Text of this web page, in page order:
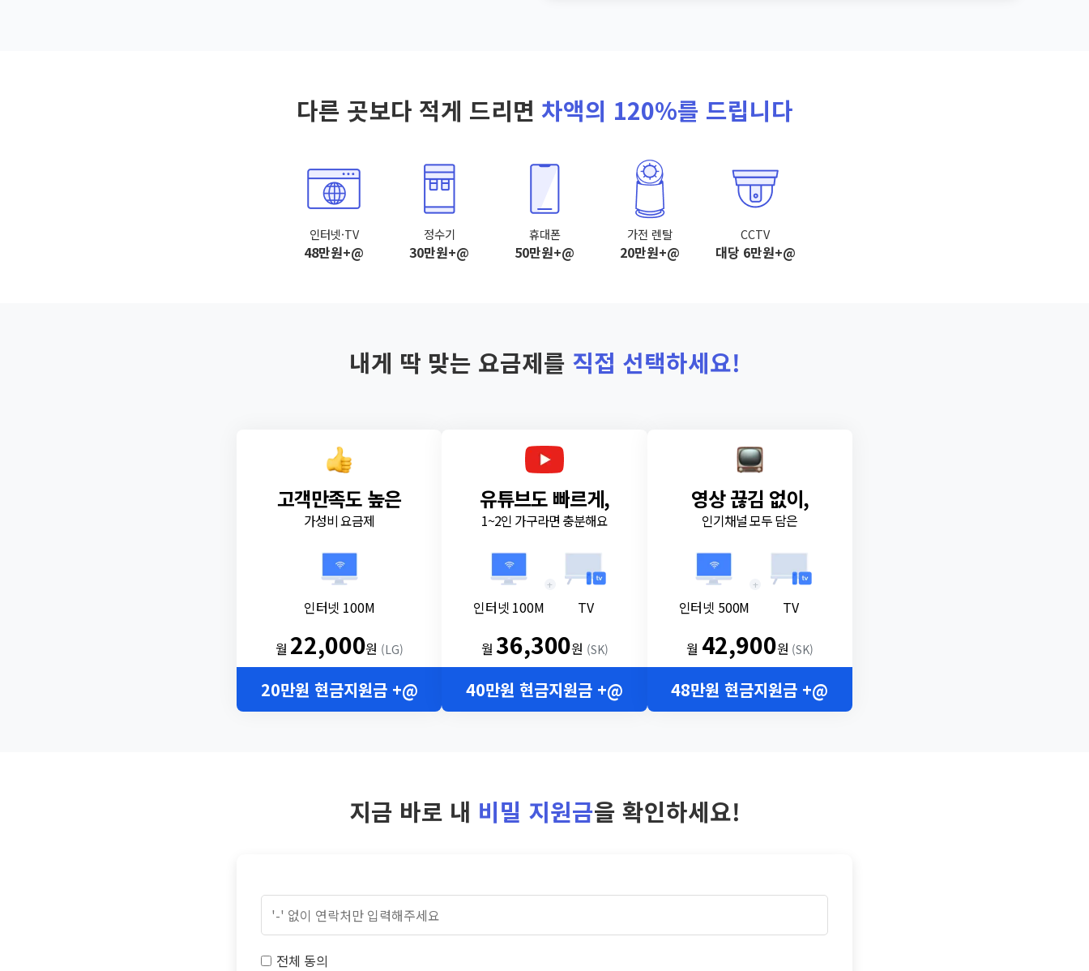
다른 곳보다 적게 드리면 차액의 120%를 드립니다
인터넷·TV
48만원+@
정수기
30만원+@
휴대폰
50만원+@
가전 렌탈
20만원+@
CCTV
대당 6만원+@
내게 딱 맞는 요금제를 직접 선택하세요!
고객만족도 높은
가성비 요금제
인터넷 100M
월 22,000원 (LG)
20만원 현금지원금 +@
유튜브도 빠르게,
1~2인 가구라면 충분해요
인터넷 100M
+
TV
월36,300원 (SK)
40만원 현금지원금 +@
영상 끊김 없이,
인기채널 모두 담은
인터넷 500M
+
TV
월 42,900원 (SK)
48만원 현금지원금 +@
지금 바로 내 비밀 지원금을 확인하세요!
전체 동의